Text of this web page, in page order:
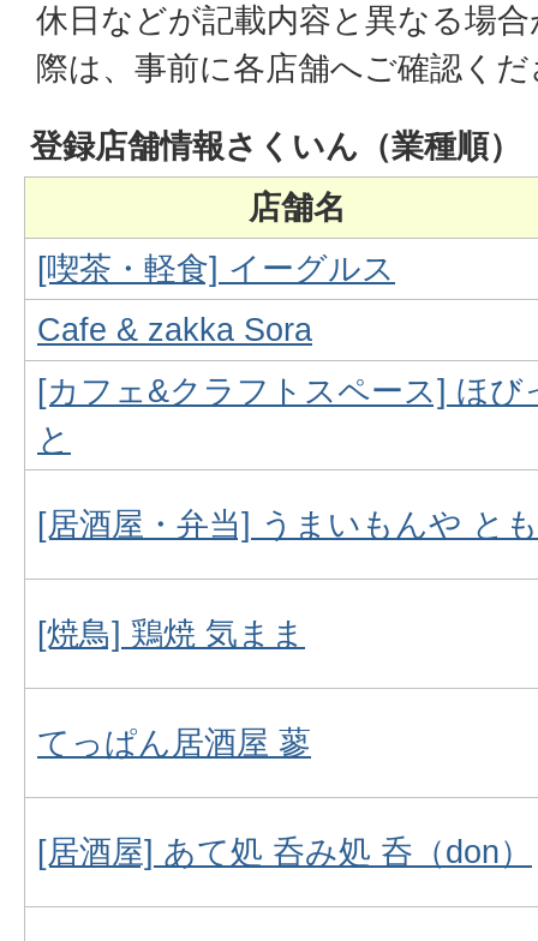
休日などが記載内容と異なる場
際は、事前に各店舗へご確認く
登録店舗情報さくいん（業種順）
店舗名
[喫茶・軽食] イーグルス
Cafe & zakka Sora
[カフェ&クラフトスペース] ほび
と
[居酒屋・弁当] うまいもんや とも
[焼鳥] 鶏焼 気まま
てっぱん居酒屋 蓼
[居酒屋] あて処 呑み処 呑（don）